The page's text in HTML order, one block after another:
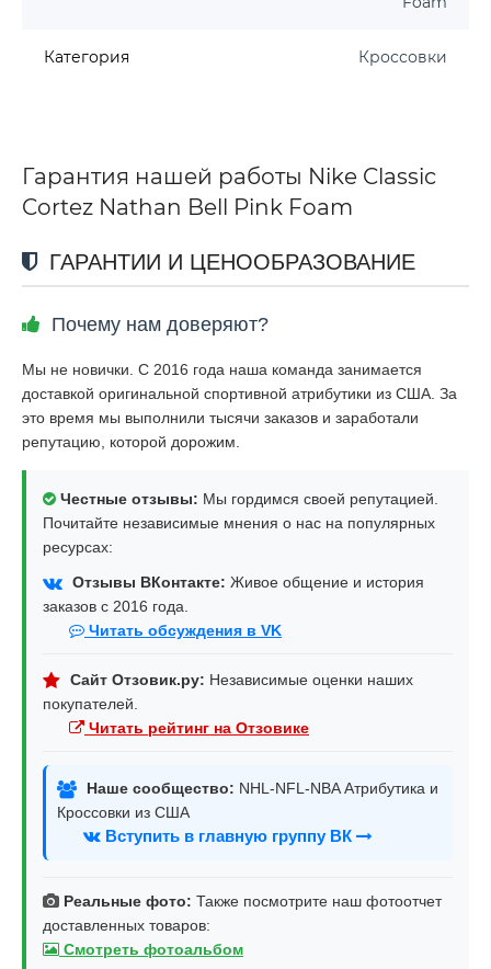
Категория Кроссовки
Гарантия нашей работы Nike Classic
Cortez Nathan Bell Pink Foam
ГАРАНТИИ И ЦЕНООБРАЗОВАНИЕ
Почему нам доверяют?
Мы не новички. С 2016 года наша команда занимается
доставкой оригинальной спортивной атрибутики из США. За
это время мы выполнили тысячи заказов и заработали
репутацию, которой дорожим.
Честные отзывы: Мы гордимся своей репутацией.
Почитайте независимые мнения о нас на популярных
ресурсах:
Отзывы ВКонтакте: Живое общение и история
заказов с 2016 года.
Читать обсуждения в VK
Сайт Отзовик.ру: Независимые оценки наших
покупателей.
Читать рейтинг на Отзовике
Наше сообщество: NHL-NFL-NBA Атрибутика и
Кроссовки из США
Вступить в главную группу ВК
Реальные фото: Также посмотрите наш фотоотчет
доставленных товаров:
Смотреть фотоальбом